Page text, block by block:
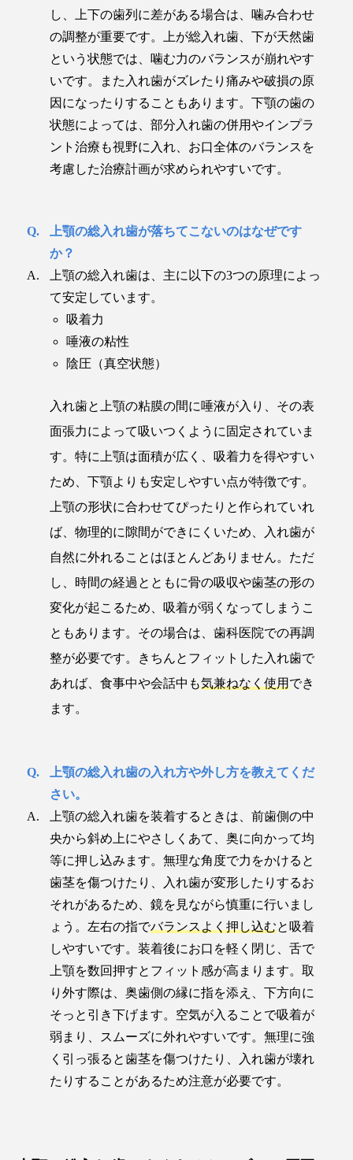
し、上下の歯列に差がある場合は、噛み合わせ
の調整が重要です。上が総入れ歯、下が天然歯
という状態では、噛む力のバランスが崩れやす
いです。また入れ歯がズレたり痛みや破損の原
因になったりすることもあります。下顎の歯の
状態によっては、部分入れ歯の併用やインプラ
ント治療も視野に入れ、お口全体のバランスを
考慮した治療計画が求められやすいです。
上顎の総入れ歯が落ちてこないのはなぜです
か？
上顎の総入れ歯は、主に以下の3つの原理によっ
て安定しています。
吸着力
唾液の粘性
陰圧（真空状態）
入れ歯と上顎の粘膜の間に唾液が入り、その表
面張力によって吸いつくように固定されていま
す。特に上顎は面積が広く、吸着力を得やすい
ため、下顎よりも安定しやすい点が特徴です。
上顎の形状に合わせてぴったりと作られていれ
ば、物理的に隙間ができにくいため、入れ歯が
自然に外れることはほとんどありません。ただ
し、時間の経過とともに骨の吸収や歯茎の形の
変化が起こるため、吸着が弱くなってしまうこ
ともあります。その場合は、歯科医院での再調
整が必要です。きちんとフィットした入れ歯で
あれば、食事中や会話中も気兼ねなく使用 でき
ます。
上顎の総入れ歯の入れ方や外し方を教えてくだ
さい。
上顎の総入れ歯を装着するときは、前歯側の中
央から斜め上にやさしくあて、奥に向かって均
等に押し込みます。無理な角度で力をかけると
歯茎を傷つけたり、入れ歯が変形したりするお
それがあるため、鏡を見ながら慎重に行いまし
ょう。左右の指でバランスよく押し込むと吸着
しやすいです。装着後にお口を軽く閉じ、舌で
上顎を数回押すとフィット感が高まります。取
り外す際は、奥歯側の縁に指を添え、下方向に
そっと引き下げます。空気が入ることで吸着が
弱まり、スムーズに外れやすいです。無理に強
く引っ張ると歯茎を傷つけたり、入れ歯が壊れ
たりすることがあるため注意が必要です。